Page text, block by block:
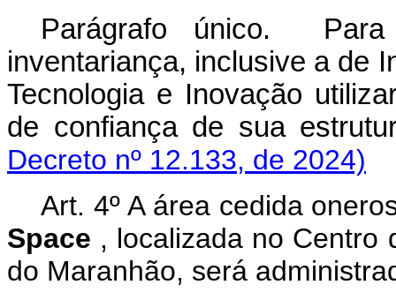
Parágrafo único. Para
inventariança, inclusive a de
Tecnologia e Inovação
de confiança de sua
Decreto nº 12.133, de 2024)
Art. 4º A área cedida
Space , localizada no Centro
do Maranhão, será